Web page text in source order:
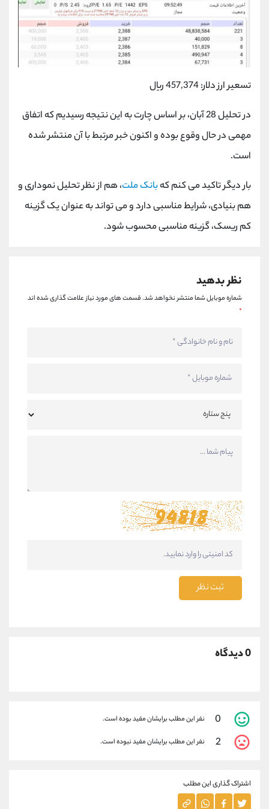
تسعیر ارز دلار: 457,374 ریال
در تحلیل 28 آبان، بر اساس چارت به این نتیجه رسیدیم که اتفاق
مهمی در حال وقوع بوده و اکنون خبر مرتبط با آن منتشر شده
است.
بار دیگر تاکید می کنم کهبانک ملت، هم از نظر تحلیل نموداری و
هم بنیادی، شرایط مناسبی دارد و می تواند به عنوان یک گزینه
کم ریسک، گزینه مناسبی محسوب شود.
نظر بدهید
شماره موبایل شما منتشر نخواهد شد.قسمت های مورد نیاز علامت گذاری شده اند
*
ثبت نظر
0 دیدگاه
0 نفر این مطلب برایشان مفید بوده است.
2 نفر این مطلب برایشان مفید نبوده است.
اشتراک گذاری این مطلب
کانال بله @alirezamehrabi_official